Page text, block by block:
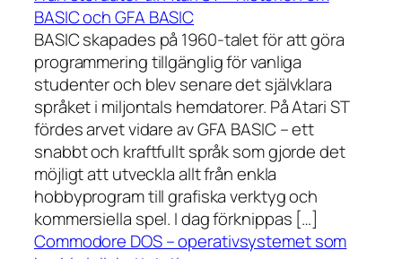
BASIC och GFA BASIC
BASIC skapades på 1960-talet för att göra
programmering tillgänglig för vanliga
studenter och blev senare det självklara
språket i miljontals hemdatorer. På Atari ST
fördes arvet vidare av GFA BASIC – ett
snabbt och kraftfullt språk som gjorde det
möjligt att utveckla allt från enkla
hobbyprogram till grafiska verktyg och
kommersiella spel. I dag förknippas […]
Commodore DOS – operativsystemet som